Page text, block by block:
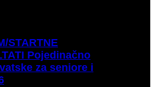
STARTNE
Pojedinačno
za seniore i